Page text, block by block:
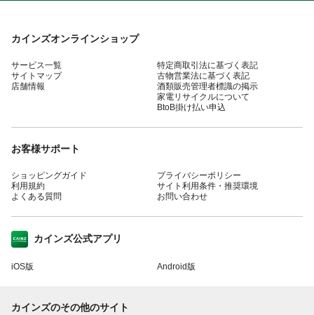
カインズオンラインショップ
サービス一覧
サイトマップ
店舗情報
特定商取引法に基づく表記
古物営業法に基づく表記
酒類販売管理者標識の掲示
家電リサイクルについて
BtoB掛け払い申込
お客様サポート
ショッピングガイド
利用規約
よくある質問
プライバシーポリシー
サイト利用条件・推奨環境
お問い合わせ
カインズ公式アプリ
iOS版 Android版
カインズのその他のサイト